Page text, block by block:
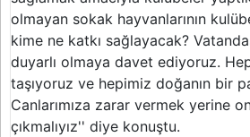
olmayan sokak hayvanlarının
kime ne katkı sağlayacak?
duyarlı olmaya davet ediyoruz.
taşıyoruz ve hepimiz doğanın bir
Canlarımıza zarar vermek yerine
çıkmalıyız'' diye konuştu.